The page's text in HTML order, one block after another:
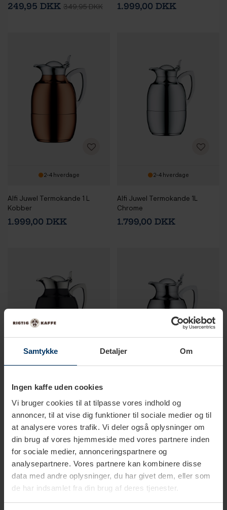
Samtykke Detaljer Om
Ingen kaffe uden cookies
Vi bruger cookies til at tilpasse vores indhold og
annoncer, til at vise dig funktioner til sociale medier og til
at analysere vores trafik. Vi deler også oplysninger om
din brug af vores hjemmeside med vores partnere inden
for sociale medier, annonceringspartnere og
analysepartnere. Vores partnere kan kombinere disse
data med andre oplysninger, du har givet dem, eller som
de har indsamlet fra din brug af deres tjenester.
249,95 DKK 349,95 DKK 1.999,00 DKK
2-4 hverdage
Alfi Juwel Termokande 1 L
Kobber
1.999,00 DKK
2-4 hverdage
Alfi Juwel Termokande 1L
Chrome
1.799,00 DKK
2-4 hverdage
Alfi Juwel Termokande 1 L Blank
Sort
1.999,00 DKK
Alfi Juwel Termokande 0,65 L
Chrome
1.699,00 DKK